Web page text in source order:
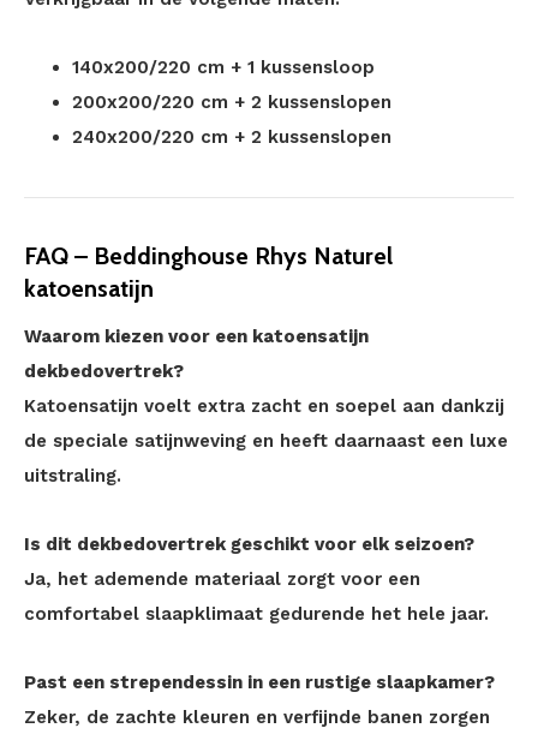
140x200/220 cm + 1 kussensloop
200x200/220 cm + 2 kussenslopen
240x200/220 cm + 2 kussenslopen
FAQ – Beddinghouse Rhys Naturel
katoensatijn
Waarom kiezen voor een katoensatijn
dekbedovertrek?
Katoensatijn voelt extra zacht en soepel aan dankzij
de speciale satijnweving en heeft daarnaast een luxe
uitstraling.
Is dit dekbedovertrek geschikt voor elk seizoen?
Ja, het ademende materiaal zorgt voor een
comfortabel slaapklimaat gedurende het hele jaar.
Past een strependessin in een rustige slaapkamer?
Zeker, de zachte kleuren en verfijnde banen zorgen